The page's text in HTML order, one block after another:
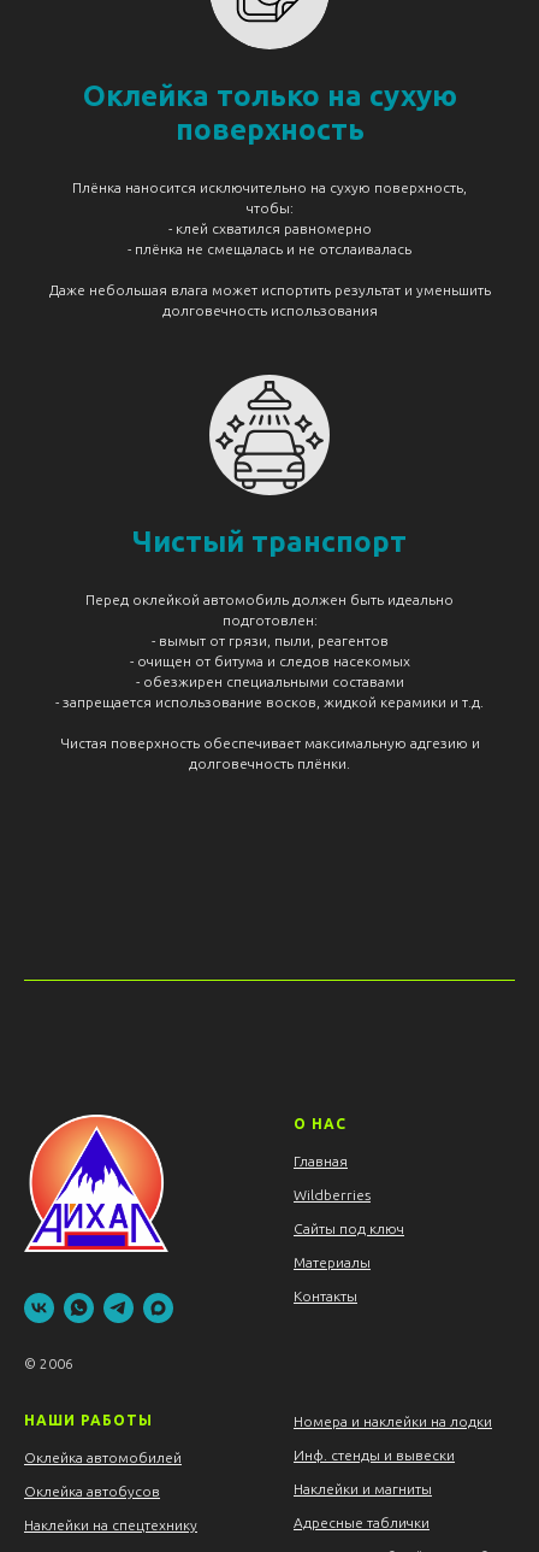
Оклейка только на сухую
поверхность
Плёнка наносится исключительно на сухую поверхность,
чтобы:
- клей схватился равномерно
- плёнка не смещалась и не отслаивалась
Даже небольшая влага может испортить результат и уменьшить
долговечность использования
Чистый транспорт
Перед оклейкой автомобиль должен быть идеально
подготовлен:
- вымыт от грязи, пыли, реагентов
- очищен от битума и следов насекомых
- обезжирен специальными составами
- запрещается использование восков, жидкой керамики и т.д.
Чистая поверхность обеспечивает максимальную адгезию и
долговечность плёнки.
© 2006
О НАС
Главная
Wildberries
Сайты под ключ
Материалы
Контакты
НАШИ РАБОТЫ
Оклейка автомобилей
Оклейка автобусов
Наклейки на спецтехнику
Номера и наклейки на лодки
Инф. стенды и вывески
Наклейки и магниты
Адресные таблички